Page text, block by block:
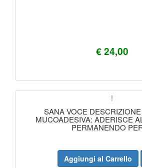
€ 24,00
!
SANA VOCE
MUCOADESIVA: ADERISCE
PERMANENDO
Aggiungi al Carrello